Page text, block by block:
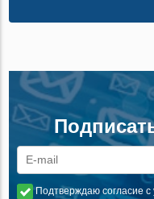
Подтверждаю согласие